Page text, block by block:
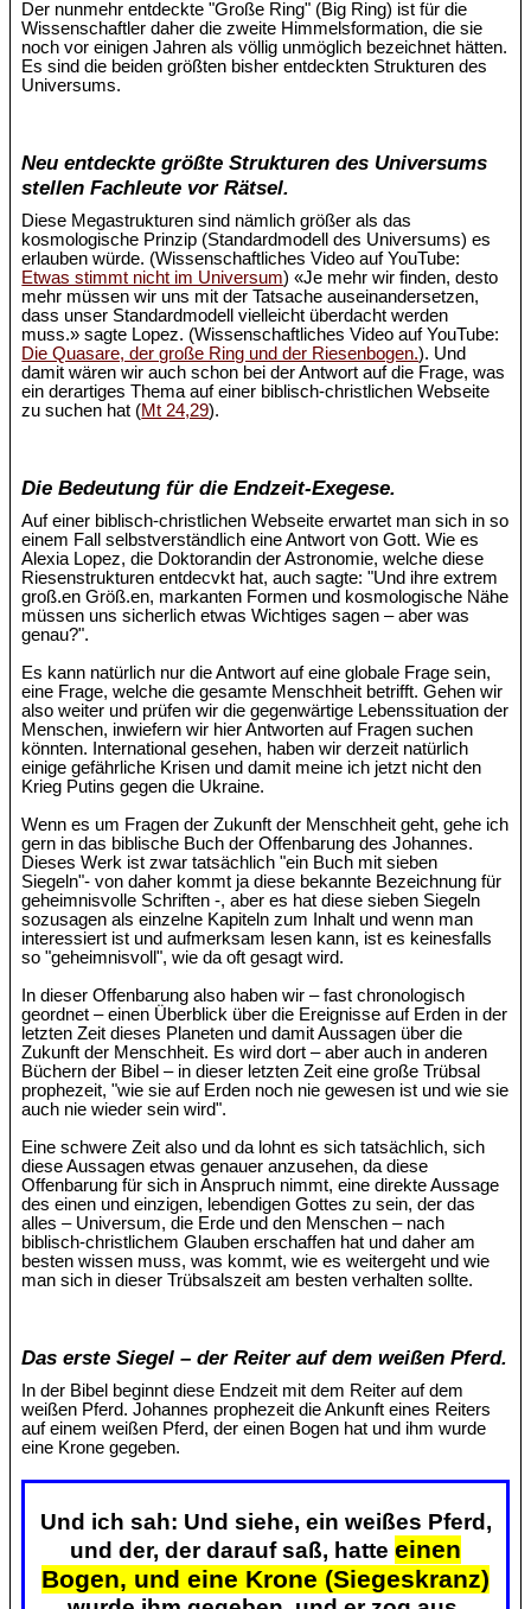
Der nunmehr entdeckte "Große Ring" (Big Ring) ist für die
Wissenschaftler daher die zweite Himmelsformation, die sie
noch vor einigen Jahren als völlig unmöglich bezeichnet hätten.
Es sind die beiden größten bisher entdeckten Strukturen des
Universums.
Neu entdeckte größte Strukturen des Universums
stellen Fachleute vor Rätsel.
Diese Megastrukturen sind nämlich größer als das
kosmologische Prinzip (Standardmodell des Universums) es
erlauben würde. (Wissenschaftliches Video auf YouTube:
Etwas stimmt nicht im Universum) «Je mehr wir finden, desto
mehr müssen wir uns mit der Tatsache auseinandersetzen,
dass unser Standardmodell vielleicht überdacht werden
muss.» sagte Lopez. (Wissenschaftliches Video auf YouTube:
Die Quasare, der große Ring und der Riesenbogen.). Und
damit wären wir auch schon bei der Antwort auf die Frage, was
ein derartiges Thema auf einer biblisch-christlichen Webseite
zu suchen hat (Mt 24,29).
Die Bedeutung für die Endzeit-Exegese.
Auf einer biblisch-christlichen Webseite erwartet man sich in so
einem Fall selbstverständlich eine Antwort von Gott. Wie es
Alexia Lopez, die Doktorandin der Astronomie, welche diese
Riesenstrukturen entdecvkt hat, auch sagte: "Und ihre extrem
groß.en Größ.en, markanten Formen und kosmologische Nähe
müssen uns sicherlich etwas Wichtiges sagen – aber was
genau?".
Es kann natürlich nur die Antwort auf eine globale Frage sein,
eine Frage, welche die gesamte Menschheit betrifft. Gehen wir
also weiter und prüfen wir die gegenwärtige Lebenssituation der
Menschen, inwiefern wir hier Antworten auf Fragen suchen
könnten. International gesehen, haben wir derzeit natürlich
einige gefährliche Krisen und damit meine ich jetzt nicht den
Krieg Putins gegen die Ukraine.
Wenn es um Fragen der Zukunft der Menschheit geht, gehe ich
gern in das biblische Buch der Offenbarung des Johannes.
Dieses Werk ist zwar tatsächlich "ein Buch mit sieben
Siegeln"- von daher kommt ja diese bekannte Bezeichnung für
geheimnisvolle Schriften -, aber es hat diese sieben Siegeln
sozusagen als einzelne Kapiteln zum Inhalt und wenn man
interessiert ist und aufmerksam lesen kann, ist es keinesfalls
so "geheimnisvoll", wie da oft gesagt wird.
In dieser Offenbarung also haben wir – fast chronologisch
geordnet – einen Überblick über die Ereignisse auf Erden in der
letzten Zeit dieses Planeten und damit Aussagen über die
Zukunft der Menschheit. Es wird dort – aber auch in anderen
Büchern der Bibel – in dieser letzten Zeit eine große Trübsal
prophezeit, "wie sie auf Erden noch nie gewesen ist und wie sie
auch nie wieder sein wird".
Eine schwere Zeit also und da lohnt es sich tatsächlich, sich
diese Aussagen etwas genauer anzusehen, da diese
Offenbarung für sich in Anspruch nimmt, eine direkte Aussage
des einen und einzigen, lebendigen Gottes zu sein, der das
alles – Universum, die Erde und den Menschen – nach
biblisch-christlichem Glauben erschaffen hat und daher am
besten wissen muss, was kommt, wie es weitergeht und wie
man sich in dieser Trübsalszeit am besten verhalten sollte.
Das erste Siegel – der Reiter auf dem weißen Pferd.
In der Bibel beginnt diese Endzeit mit dem Reiter auf dem
weißen Pferd. Johannes prophezeit die Ankunft eines Reiters
auf einem weißen Pferd, der einen Bogen hat und ihm wurde
eine Krone gegeben.
Und ich sah: Und siehe, ein weißes Pferd,
und der, der darauf saß, hatte einen
Bogen, und eine Krone (Siegeskranz)